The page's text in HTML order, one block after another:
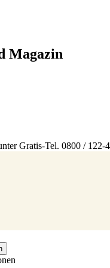
Magazin
Gratis-Tel. 0800 / 122-